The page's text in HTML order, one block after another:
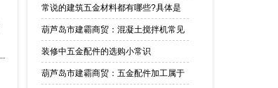
常说的建筑五金材料都有哪些?具体是
葫芦岛市建霸商贸：混凝土搅拌机常见
装修中五金配件的选购小常识
葫芦岛市建霸商贸：五金配件加工属于